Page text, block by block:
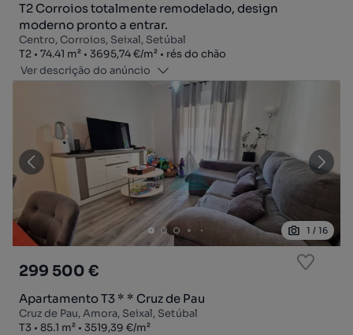
T2 Corroios totalmente remodelado, design
moderno pronto a entrar.
Centro, Corroios, Seixal, Setúbal
Tipologia
T2
Zona74.41 m²
Preço por metro quadrado
3695,74 €/m²
Andar
rés do chão
Ver descrição do anúncio
1 / 16
299 500 €
Apartamento T3 * * Cruz de Pau
Cruz de Pau, Amora, Seixal, Setúbal
Tipologia
T3
Zona85.1 m²
Preço por metro quadrado
3519,39 €/m²